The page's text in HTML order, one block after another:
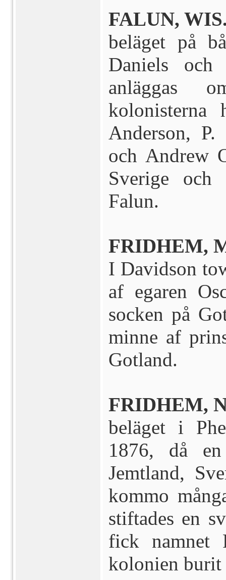
FALUN,
beläget på
Daniels
anläggas
kolonisterna
Anderson,
och Andrew
Sverige
Falun.
FRIDHEM,
I Davidson
af egaren
socken på
minne af
Gotland.
FRIDHEM,
beläget i
1876, då
Jemtland,
kommo
stiftades en
fick namnet
kolonien burit